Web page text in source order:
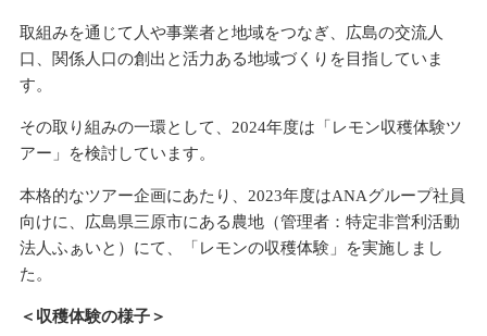
取組みを通じて人や事業者と地域をつなぎ、広島の交流人
口、関係人口の創出と活力ある地域づくりを目指していま
す。
その取り組みの一環として、2024年度は「レモン収穫体験ツ
アー」を検討しています。
本格的なツアー企画にあたり、2023年度はANAグループ社員
向けに、広島県三原市にある農地（管理者：特定非営利活動
法人ふぁいと）にて、「レモンの収穫体験」を実施しまし
た。
＜収穫体験の様子＞